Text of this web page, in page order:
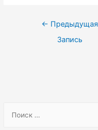
Навигация
← Предыдущая
Запись